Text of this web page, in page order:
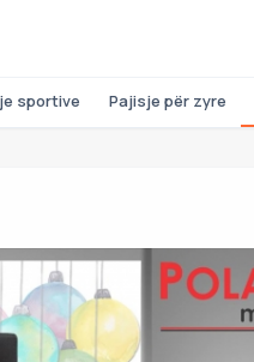
sportive Pajisje për zyre